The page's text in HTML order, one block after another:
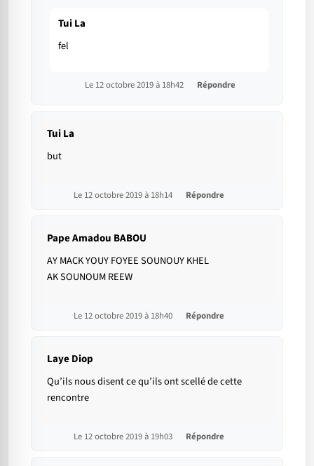
Tui La
fel
Le 12 octobre 2019 à 18h42 Répondre
Tui La
but
Le 12 octobre 2019 à 18h14 Répondre
Pape Amadou BABOU
AY MACK YOUY FOYEE SOUNOUY KHEL
AK SOUNOUM REEW
Le 12 octobre 2019 à 18h40 Répondre
Laye Diop
Qu’ils nous disent ce qu’ils ont scellé de cette
rencontre
Le 12 octobre 2019 à 19h03 Répondre